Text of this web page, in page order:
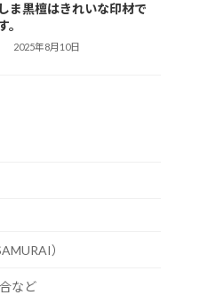
しま黒檀はきれいな印材で
。
2025年8月10日
）
など